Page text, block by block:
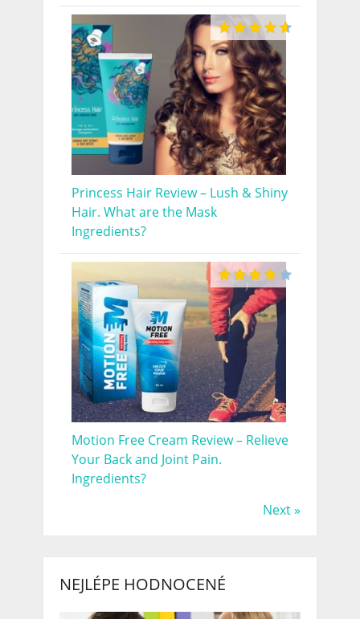
Princess Hair Review – Lush & Shiny
Hair. What are the Mask
Ingredients?
Motion Free Cream Review – Relieve
Your Back and Joint Pain.
Ingredients?
Next »
NEJLÉPE HODNOCENÉ